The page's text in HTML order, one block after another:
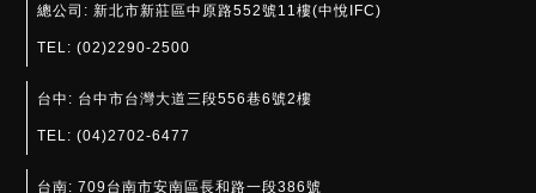
總公司:新北市新莊區中原路552號11樓(中悅IFC)
TEL:(02)2290-2500
台中: 台中市台灣大道三段556巷6號2樓
TEL:(04)2702-6477
台南:709台南市安南區長和路一段386號